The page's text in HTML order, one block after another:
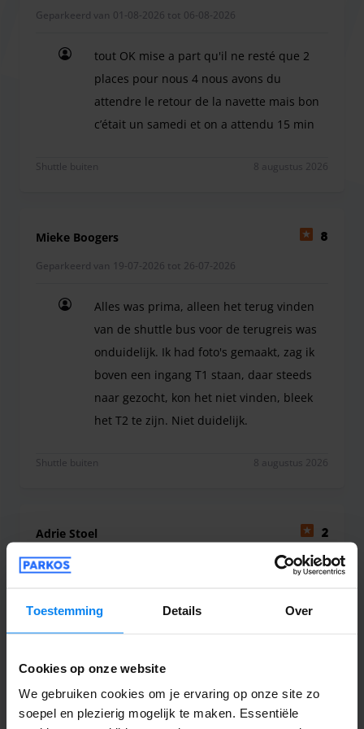
Toestemming Details Over
Cookies op onze website
We gebruiken cookies om je ervaring op onze site zo
soepel en plezierig mogelijk te maken. Essentiële
tot een toilet en een geldautomaat, terwijl je wacht op je
Geparkeerd van 01-08-2026 tot 06-08-2026
tout OK mise a part qu'il ne resté que 2
places pour nous 4 nous avons du
attendre le retour de la navette mais bon
c’était un samedi et on a attendu 15 min
Shuttle buiten 8 augustus 2026
Mieke Boogers 8
Geparkeerd van 19-07-2026 tot 26-07-2026
Alles was prima, alleen het terug vinden
van de shuttle bus voor de terugreis was
onduidelijk. Ik had foto's gemaakt, zag ik
boven een ingang T1 staan, daar steeds
naar gezocht, kon het niet vinden, bleek
het T2 te zijn. Niet duidelijk.
Shuttle buiten 8 augustus 2026
Adrie Stoel 2
Geparkeerd van 28-07-2026 tot 06-08-2026
Shuttle buiten 7 augustus 2026